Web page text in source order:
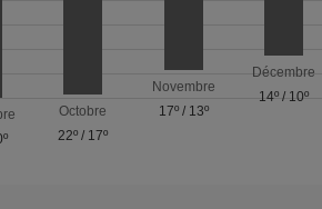
Octobre
22º / 17º
Novembre
17º/ 13º
Décembre
14º / 10º